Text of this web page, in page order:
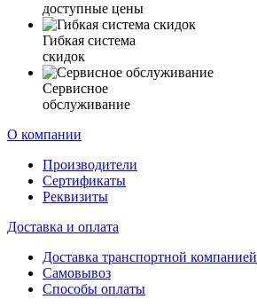
доступные цены
Гибкая система
скидок
Сервисное
обслуживание
О компании
Производители
Сертификаты
Реквизиты
Доставка и оплата
Доставка транспортной компанией
Самовывоз
Способы оплаты